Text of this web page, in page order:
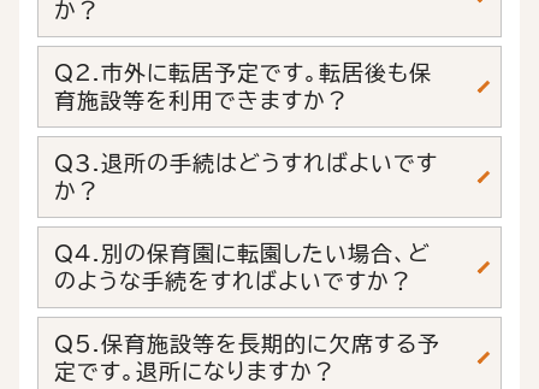
か？
Q2.市外に転居予定です。転居後も保
育施設等を利用できますか？
Q3.退所の手続はどうすればよいです
か？
Q4.別の保育園に転園したい場合、ど
のような手続をすればよいですか？
Q5.保育施設等を長期的に欠席する予
定です。退所になりますか？